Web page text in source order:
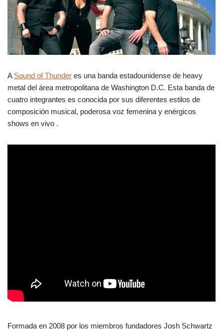
A Sound of Thunder es una banda estadounidense de heavy
metal del área metropolitana de Washington D.C. Esta banda de
cuatro integrantes es conocida por sus diferentes estilos de
composición musical, poderosa voz femenina y enérgicos
shows en vivo .
Formada en 2008 por los miembros fundadores Josh Schwartz